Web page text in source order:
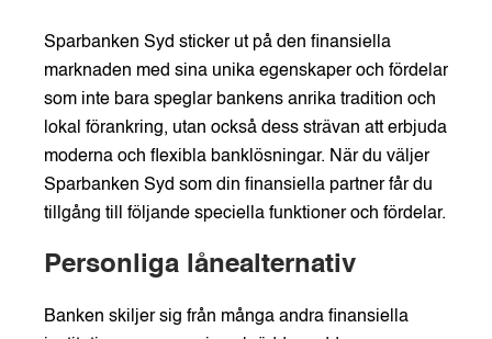
Sparbanken Syd sticker ut på den finansiella
marknaden med sina unika egenskaper och fördelar
som inte bara speglar bankens anrika tradition och
lokal förankring, utan också dess strävan att erbjuda
moderna och flexibla banklösningar. När du väljer
Sparbanken Syd som din finansiella partner får du
tillgång till följande speciella funktioner och fördelar.
Personliga lånealternativ
Banken skiljer sig från många andra finansiella